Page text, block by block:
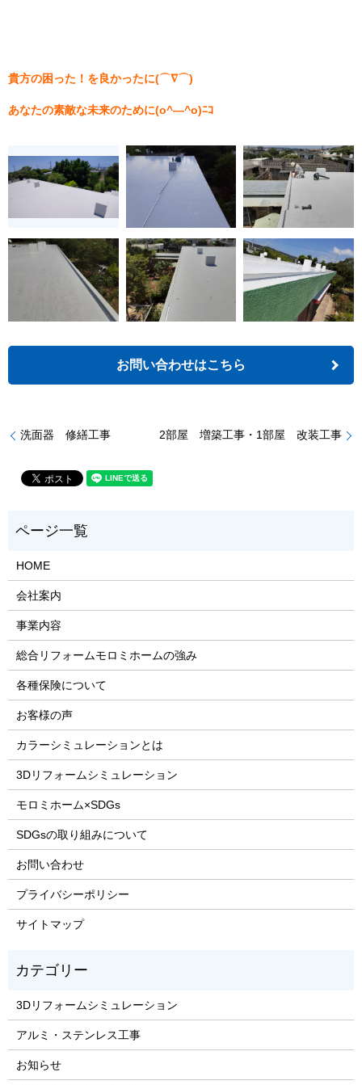
貴方の困った！を良かったに(⌒∇⌒)
あなたの素敵な未来のために(o^―^o)ﾆｺ
お問い合わせはこちら
洗面器 修繕工事 2部屋 増築工事・1部屋 改装工事
HOME
会社案内
事業内容
総合リフォームモロミホームの強み
各種保険について
お客様の声
カラーシミュレーションとは
3Dリフォームシミュレーション
モロミホーム×SDGs
SDGsの取り組みについて
お問い合わせ
プライバシーポリシー
サイトマップ
3Dリフォームシミュレーション
アルミ・ステンレス工事
お知らせ